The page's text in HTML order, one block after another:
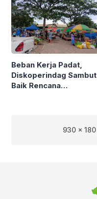
Beban Kerja Padat,
Diskoperindag Sambut
Baik Rencana
930 x 180